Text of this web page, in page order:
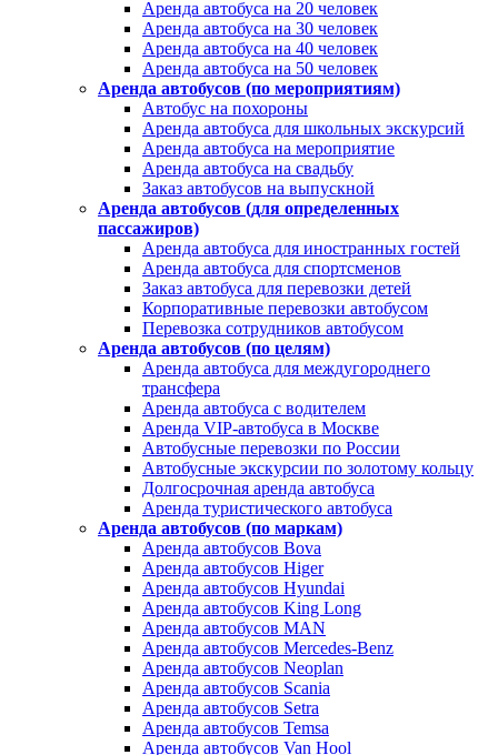
Аренда автобуса на 20 человек
Аренда автобуса на 30 человек
Аренда автобуса на 40 человек
Аренда автобуса на 50 человек
Аренда автобусов (по мероприятиям)
Автобус на похороны
Аренда автобуса для школьных экскурсий
Аренда автобуса на мероприятие
Аренда автобуса на свадьбу
Заказ автобусов на выпускной
Аренда автобусов (для определенных
пассажиров)
Аренда автобуса для иностранных гостей
Аренда автобуса для спортсменов
Заказ автобуса для перевозки детей
Корпоративные перевозки автобусом
Перевозка сотрудников автобусом
Аренда автобусов (по целям)
Аренда автобуса для междугороднего
трансфера
Аренда автобуса с водителем
Аренда VIP-автобуса в Москве
Автобусные перевозки по России
Автобусные экскурсии по золотому кольцу
Долгосрочная аренда автобуса
Аренда туристического автобуса
Аренда автобусов (по маркам)
Аренда автобусов Bova
Аренда автобусов Higer
Аренда автобусов Hyundai
Аренда автобусов King Long
Аренда автобусов MAN
Аренда автобусов Mercedes-Benz
Аренда автобусов Neoplan
Аренда автобусов Scania
Аренда автобусов Setra
Аренда автобусов Temsa
Аренда автобусов Van Hool